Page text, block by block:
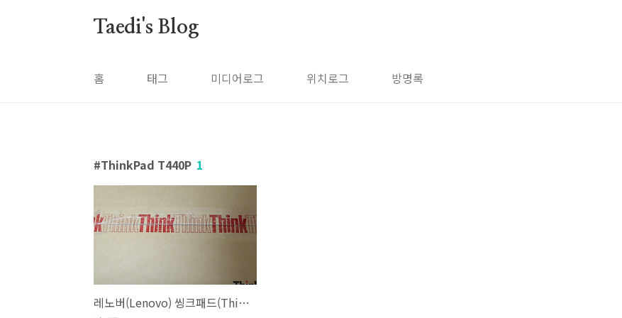
Taedi's Blog
홈 태그 미디어로그 위치로그 방명록
ThinkPad T440P 1
레노버(Lenovo) 씽크패드(ThinkPad) T440P 개봉기